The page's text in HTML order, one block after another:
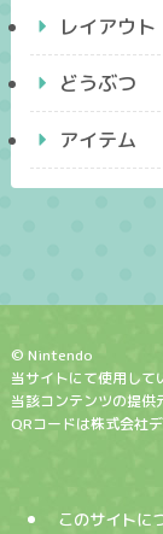
レイアウト
どうぶつ
アイテム
© Nintendo
当サイトにて使用して
当該コンテンツの提供
QRコードは株式会社
このサイトに